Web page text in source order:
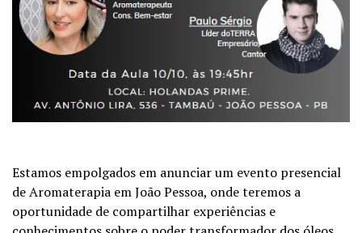
Estamos empolgados em anunciar um evento presencial
de Aromaterapia em João Pessoa, onde teremos a
oportunidade de compartilhar experiências e